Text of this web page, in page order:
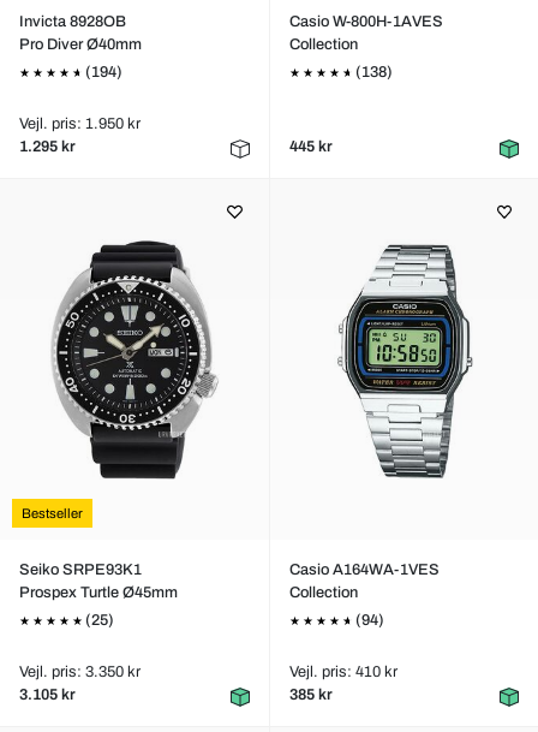
Invicta 8928OB
Pro Diver Ø40mm
(194)
Vejl. pris: 1.950 kr
1.295 kr
Casio W-800H-1AVES
Collection
(138)
445 kr
Bestseller
Seiko SRPE93K1
Prospex Turtle Ø45mm
(25)
Vejl. pris: 3.350 kr
3.105 kr
Casio A164WA-1VES
Collection
(94)
Vejl. pris: 410 kr
385 kr